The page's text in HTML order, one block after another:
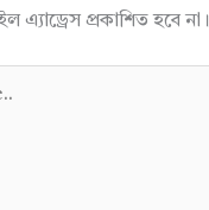
এ্যাড্রেস প্রকাশিত হবে না।